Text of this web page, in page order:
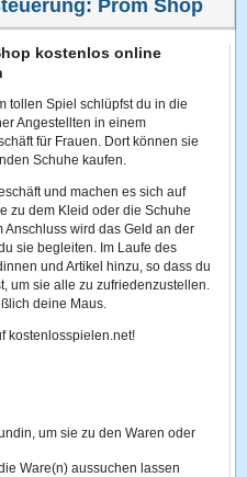
Prom Shop
kostenlos online
tollen Spiel schlüpfst du in die
Angestellten in einem
für Frauen. Dort können sie
Schuhe kaufen.
und machen es sich auf
zu dem Kleid oder die Schuhe
wird das Geld an der
sie begleiten. Im Laufe des
und Artikel hinzu, so dass du
um sie alle zu zufriedenzustellen.
deine Maus.
kostenlosspielen.net!
um sie zu den Waren oder
Ware(n) aussuchen lassen